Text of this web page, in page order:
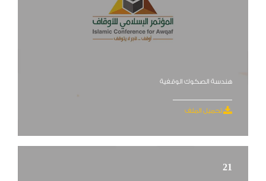
هندسة الصكوك الوقفية
تحميل الملف